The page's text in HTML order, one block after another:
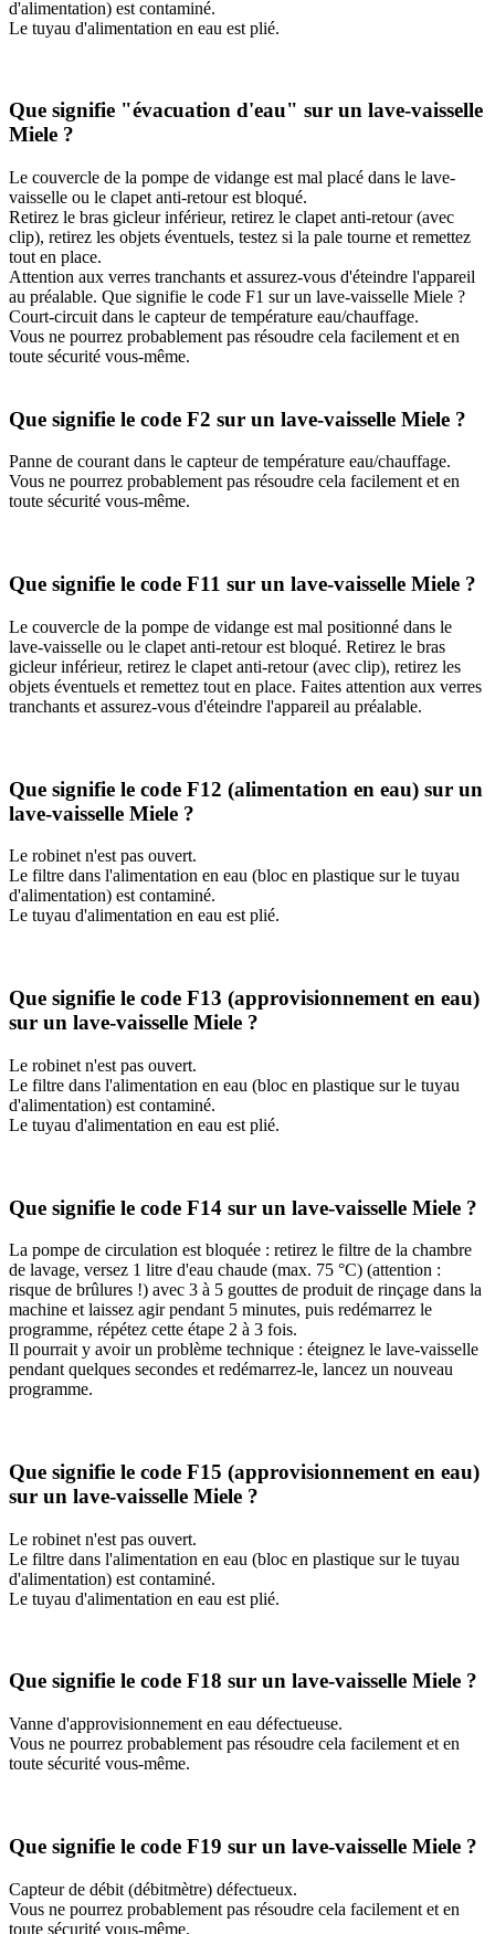
d'alimentation) est contaminé.
Le tuyau d'alimentation en eau est plié.
Que signifie "évacuation d'eau" sur un lave-vaisselle
Miele ?
Le couvercle de la pompe de vidange est mal placé dans le lave-
vaisselle ou le clapet anti-retour est bloqué.
Retirez le bras gicleur inférieur, retirez le clapet anti-retour (avec
clip), retirez les objets éventuels, testez si la pale tourne et remettez
tout en place.
Attention aux verres tranchants et assurez-vous d'éteindre l'appareil
au préalable. Que signifie le code F1 sur un lave-vaisselle Miele ?
Court-circuit dans le capteur de température eau/chauffage.
Vous ne pourrez probablement pas résoudre cela facilement et en
toute sécurité vous-même.
Que signifie le code F2 sur un lave-vaisselle Miele ?
Panne de courant dans le capteur de température eau/chauffage.
Vous ne pourrez probablement pas résoudre cela facilement et en
toute sécurité vous-même.
Que signifie le code F11 sur un lave-vaisselle Miele ?
Le couvercle de la pompe de vidange est mal positionné dans le
lave-vaisselle ou le clapet anti-retour est bloqué. Retirez le bras
gicleur inférieur, retirez le clapet anti-retour (avec clip), retirez les
objets éventuels et remettez tout en place. Faites attention aux verres
tranchants et assurez-vous d'éteindre l'appareil au préalable.
Que signifie le code F12 (alimentation en eau) sur un
lave-vaisselle Miele ?
Le robinet n'est pas ouvert.
Le filtre dans l'alimentation en eau (bloc en plastique sur le tuyau
d'alimentation) est contaminé.
Le tuyau d'alimentation en eau est plié.
Que signifie le code F13 (approvisionnement en eau)
sur un lave-vaisselle Miele ?
Le robinet n'est pas ouvert.
Le filtre dans l'alimentation en eau (bloc en plastique sur le tuyau
d'alimentation) est contaminé.
Le tuyau d'alimentation en eau est plié.
Que signifie le code F14 sur un lave-vaisselle Miele ?
La pompe de circulation est bloquée : retirez le filtre de la chambre
de lavage, versez 1 litre d'eau chaude (max. 75 °C) (attention :
risque de brûlures !) avec 3 à 5 gouttes de produit de rinçage dans la
machine et laissez agir pendant 5 minutes, puis redémarrez le
programme, répétez cette étape 2 à 3 fois.
Il pourrait y avoir un problème technique : éteignez le lave-vaisselle
pendant quelques secondes et redémarrez-le, lancez un nouveau
programme.
Que signifie le code F15 (approvisionnement en eau)
sur un lave-vaisselle Miele ?
Le robinet n'est pas ouvert.
Le filtre dans l'alimentation en eau (bloc en plastique sur le tuyau
d'alimentation) est contaminé.
Le tuyau d'alimentation en eau est plié.
Que signifie le code F18 sur un lave-vaisselle Miele ?
Vanne d'approvisionnement en eau défectueuse.
Vous ne pourrez probablement pas résoudre cela facilement et en
toute sécurité vous-même.
Que signifie le code F19 sur un lave-vaisselle Miele ?
Capteur de débit (débitmètre) défectueux.
Vous ne pourrez probablement pas résoudre cela facilement et en
toute sécurité vous-même.